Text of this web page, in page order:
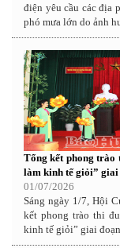
điện yêu cầu các địa
phó mưa lớn do ảnh
Tổng kết phong trào
làm kinh tế giỏi” giai
01/07/2026
Sáng ngày 1/7, Hội
kết phong trào thi
kinh tế giỏi” giai